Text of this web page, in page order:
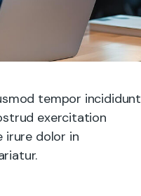
tempor incididunt
exercitation
irure dolor in